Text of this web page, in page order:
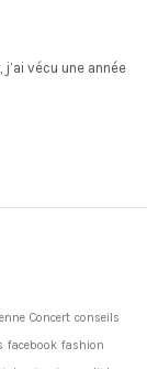
vécu une année
Concert conseils
facebook fashion